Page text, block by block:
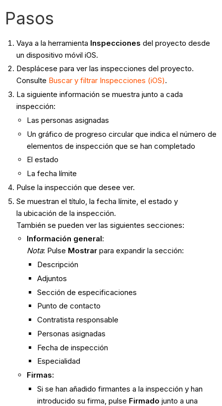
Pasos
Vaya a la herramienta Inspecciones del proyecto desde
un dispositivo móvil iOS.
Desplácese para ver las inspecciones del proyecto.
Consulte Buscar y filtrar Inspecciones (iOS).
La siguiente información se muestra junto a cada
inspección:
Las personas asignadas
Un gráfico de progreso circular que indica el número de
elementos de inspección que se han completado
El estado
La fecha límite
Pulse la inspección que desee ver.
Se muestran el título, la fecha límite, el estado y
la ubicación de la inspección.
También se pueden ver las siguientes secciones:
Información general:
Nota: Pulse Mostrarpara expandir la sección:
Descripción
Adjuntos
Sección de especificaciones
Punto de contacto
Contratista responsable
Personas asignadas
Fecha de inspección
Especialidad
Firmas:
Si se han añadido firmantes a la inspección y han
introducido su firma, pulse Firmado junto a una